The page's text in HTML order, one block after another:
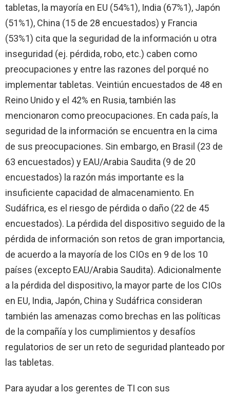
tabletas, la mayoría en EU (54%1), India (67%1), Japón
(51%1), China (15 de 28 encuestados) y Francia
(53%1) cita que la seguridad de la información u otra
inseguridad (ej. pérdida, robo, etc.) caben como
preocupaciones y entre las razones del porqué no
implementar tabletas. Veintiún encuestados de 48 en
Reino Unido y el 42% en Rusia, también las
mencionaron como preocupaciones. En cada país, la
seguridad de la información se encuentra en la cima
de sus preocupaciones. Sin embargo, en Brasil (23 de
63 encuestados) y EAU/Arabia Saudita (9 de 20
encuestados) la razón más importante es la
insuficiente capacidad de almacenamiento. En
Sudáfrica, es el riesgo de pérdida o daño (22 de 45
encuestados). La pérdida del dispositivo seguido de la
pérdida de información son retos de gran importancia,
de acuerdo a la mayoría de los CIOs en 9 de los 10
países (excepto EAU/Arabia Saudita). Adicionalmente
a la pérdida del dispositivo, la mayor parte de los CIOs
en EU, India, Japón, China y Sudáfrica consideran
también las amenazas como brechas en las políticas
de la compañía y los cumplimientos y desafíos
regulatorios de ser un reto de seguridad planteado por
las tabletas.
Para ayudar a los gerentes de TI con sus